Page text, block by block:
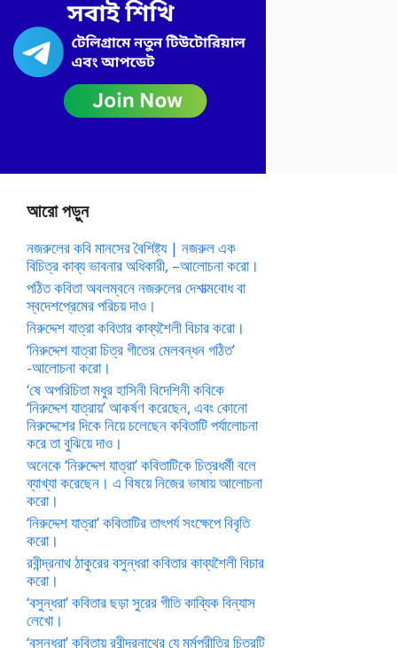
আরো পড়ুন
নজরুলের কবি মানসের বৈশিষ্ট্য | নজরুল এক
বিচিত্র কাব্য ভাবনার অধিকারী, –আলোচনা করো।
পঠিত কবিতা অবলম্বনে নজরুলের দেশাত্মবোধ বা
স্বদেশপ্রেমের পরিচয় দাও।
নিরুদ্দেশ যাত্রা কবিতার কাব্যশৈলী বিচার করো।
‘নিরুদ্দেশ যাত্রা চিত্র গীতের মেলবন্ধন গঠিত’
-আলোচনা করো।
‘ষে অপরিচিতা মধুর হাসিনী বিদেশিনী কবিকে
‘নিরুদ্দেশ যাত্রায়’ আকর্ষণ করেছেন, এবং কোনো
নিরুদ্দেশের দিকে নিয়ে চলেছেন কবিতাটি পর্যালোচনা
করে তা বুঝিয়ে দাও।
অনেকে ‘নিরুদ্দেশ যাত্রা’ কবিতাটিকে চিত্রধর্মী বলে
ব্যাখ্যা করেছেন। এ বিষয়ে নিজের ভাষায় আলোচনা
করো।
‘নিরুদ্দেশ যাত্রা’ কবিতাটির তাৎপর্য সংক্ষেপে বিবৃতি
করো।
রবীন্দ্রনাথ ঠাকুরের বসুন্ধরা কবিতার কাব্যশৈলী বিচার
করো।
‘বসুন্ধরা’ কবিতার ছড়া সুরের গীতি কাব্যিক বিন্যাস
লেখো।
‘বসুন্ধরা’ কবিতায় রবীন্দ্রনাথের যে মর্মপ্রীতির চিত্রটি